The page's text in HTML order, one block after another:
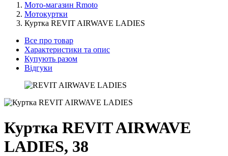
Мото-магазин Rmoto
Мотокуртки
Куртка REVIT AIRWAVE LADIES
Все про товар
Характеристики та опис
Купують разом
Відгуки
Куртка REVIT AIRWAVE
LADIES, 38